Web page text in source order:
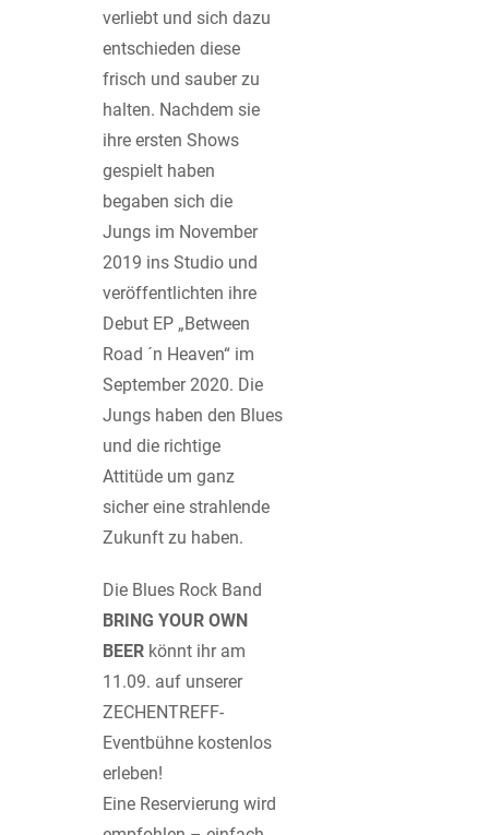
verliebt und sich dazu
entschieden diese
frisch und sauber zu
halten. Nachdem sie
ihre ersten Shows
gespielt haben
begaben sich die
Jungs im November
2019 ins Studio und
veröffentlichten ihre
Debut EP „Between
Road ´n Heaven“ im
September 2020. Die
Jungs haben den Blues
und die richtige
Attitüde um ganz
sicher eine strahlende
Zukunft zu haben.
Die Blues Rock Band
BRING YOUR OWN
BEER könnt ihr am
11.09. auf unserer
ZECHENTREFF-
Eventbühne kostenlos
erleben!
Eine Reservierung wird